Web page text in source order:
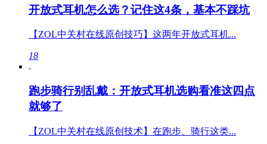
开放式耳机怎么选？记住这4条，基本不踩坑
【ZOL中关村在线原创技巧】这两年开放式耳机...
18
跑步骑行别乱戴：开放式耳机选购看准这四点
就够了
【ZOL中关村在线原创技术】在跑步、骑行这类...